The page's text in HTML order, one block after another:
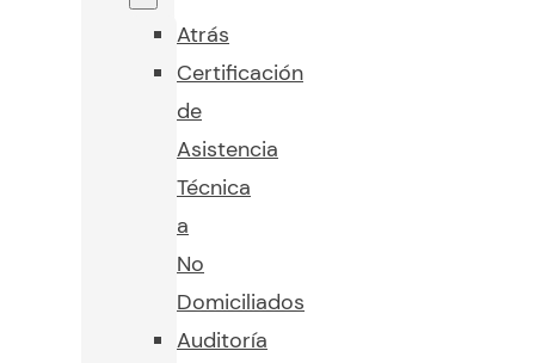
Atrás
Certificación
de
Asistencia
Técnica
a
No
Domiciliados
Auditoría